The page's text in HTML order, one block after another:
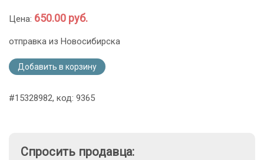
Цена: 650.00 руб.
отправка из Новосибирска
Добавить в корзину
#15328982, код: 9365
Спросить продавца: